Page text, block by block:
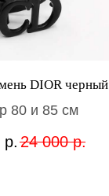
DIOR черный
80 и 85 см
р. 24 000 р.